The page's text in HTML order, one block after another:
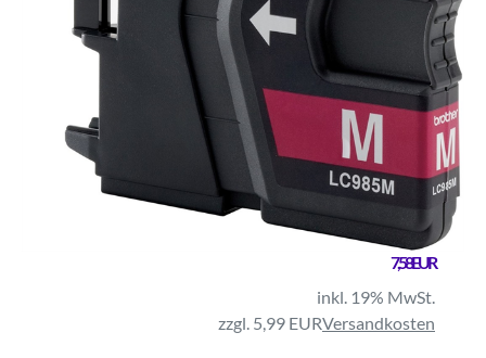
7,58 EUR
inkl. 19% MwSt.
zzgl. 5,99 EURVersandkosten